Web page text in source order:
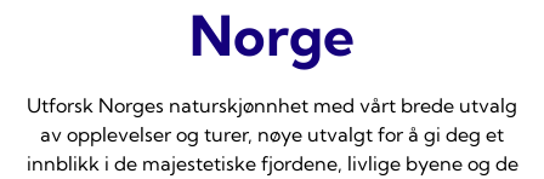
Norge
Utforsk Norges naturskjønnhet med vårt brede utvalg
av opplevelser og turer, nøye utvalgt for å gi deg et
innblikk i de majestetiske fjordene, livlige byene og de